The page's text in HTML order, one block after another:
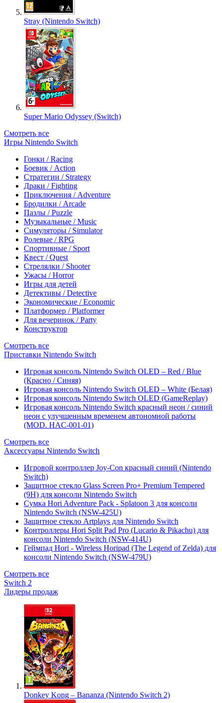
Stray (Nintendo Switch)
Super Mario Odyssey (Switch)
Смотреть все
Игры Nintendo Switch
Гонки / Racing
Боевик / Action
Стратегии / Strategy
Драки / Fighting
Приключения / Adventure
Бродилки / Arcade
Пазлы / Puzzle
Музыкальные / Music
Симуляторы / Simulator
Ролевые / RPG
Спортивные / Sport
Квест / Quest
Стрелялки / Shooter
Ужасы / Horror
Игры для детей
Детективы / Detective
Экономические / Economic
Платформер / Platformer
Для вечеринок / Party
Конструктор
Смотреть все
Приставки Nintendo Switch
Игровая консоль Nintendo Switch OLED – Red / Blue
(Красно / Синяя)
Игровая консоль Nintendo Switch OLED – White (Белая)
Игровая консоль Nintendo Switch OLED (GameReplay)
Игровая консоль Nintendo Switch красный неон / синий
неон с улучшенным временем автономной работы
(MOD. HAC-001-01)
Смотреть все
Аксессуары Nintendo Switch
Игровой контроллер Joy-Con красный синий (Nintendo
Switch)
Защитное стекло Glass Screen Pro+ Premium Tempered
(9H) для консоли Nintendo Switch
Сумка Hori Adventure Pack - Splatoon 3 для консоли
Nintendo Switch (NSW-425U)
Защитное стекло Artplays для Nintendo Switch
Контроллеры Hori Split Pad Pro (Lucario & Pikachu) для
консоли Nintendo Switch (NSW-414U)
Геймпад Hori - Wireless Horipad (The Legend of Zelda) для
консоли Nintendo Switch (NSW-479U)
Смотреть все
Switch 2
Лидеры продаж
Donkey Kong – Bananza (Nintendo Switch 2)